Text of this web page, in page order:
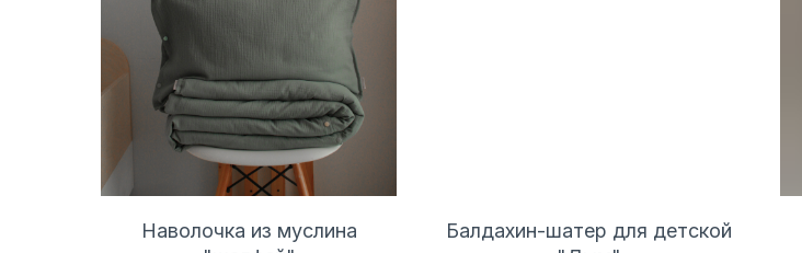
Наволочка из муслина
Балдахин-шатер для детской